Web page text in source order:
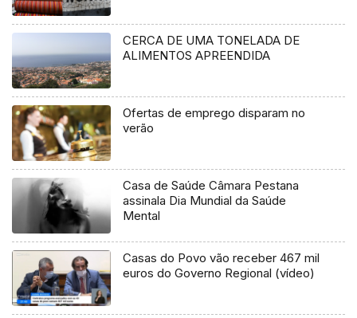
CERCA DE UMA TONELADA DE
ALIMENTOS APREENDIDA
Ofertas de emprego disparam no
verão
Casa de Saúde Câmara Pestana
assinala Dia Mundial da Saúde
Mental
Casas do Povo vão receber 467 mil
euros do Governo Regional (vídeo)